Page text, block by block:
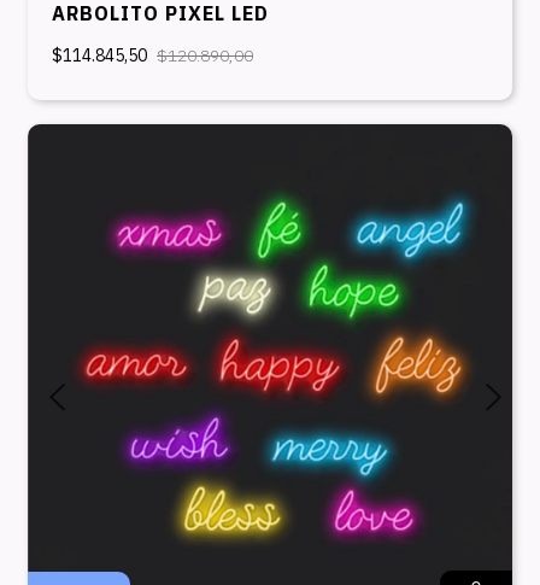
ARBOLITO PIXEL LED
$114.845,50 $120.890,00